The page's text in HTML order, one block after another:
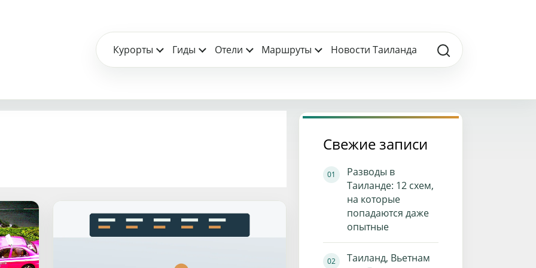
Курорты Гиды Отели Маршруты Новости Таиланда
Свежие записи
Разводы в
Таиланде: 12 схем,
на которые
попадаются даже
опытные
Таиланд, Вьетнам